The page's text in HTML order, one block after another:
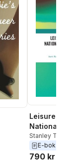
Leisure,
National
Politics
Stanley
Burdsey,
Ratna
E-bok
790 kr